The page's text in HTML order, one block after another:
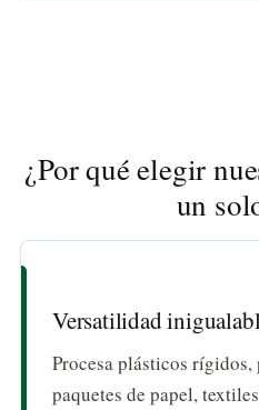
¿Por qué elegir
un
Versatilidad
Procesa plásticos rígidos,
paquetes de papel,